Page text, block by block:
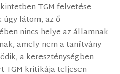
TGM felvetése
úgy látom, az ő
nincs helye az államnak
amely nem a tanítvány
a kereszténységben
TGM kritikája teljesen